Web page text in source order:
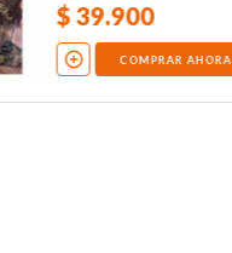
$39.900
COMPRAR AHORA